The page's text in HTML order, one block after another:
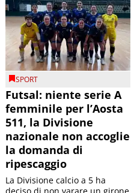
SPORT
Futsal: niente serie A
femminile per l’Aosta
511, la Divisione
nazionale non accoglie
la domanda di
ripescaggio
La Divisione calcio a 5 ha
deciso di non varare un girone